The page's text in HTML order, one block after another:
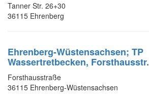
Tanner Str. 26+30
36115 Ehrenberg
Ehrenberg-Wüstensachsen; TP
Wassertretbecken, Forsthausstr.
Forsthausstraße
36115 Ehrenberg-Wüstensachsen